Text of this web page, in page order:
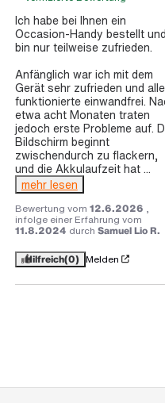
Ich habe bei Ihnen ein
Occasion-Handy bestellt
bin nur teilweise zufrieden.
Anfänglich war ich mit dem
Gerät sehr zufrieden und
funktionierte einwandfrei.
etwa acht Monaten traten
jedoch erste Probleme auf.
Bildschirm beginnt
zwischendurch zu flackern,
und die Akkulaufzeit hat ...
mehr lesen
Bewertung vom 12.6.2026 ,
infolge einer Erfahrung vom
11.8.2024 durch Samuel Lio R.
Hilfreich(0) Melden